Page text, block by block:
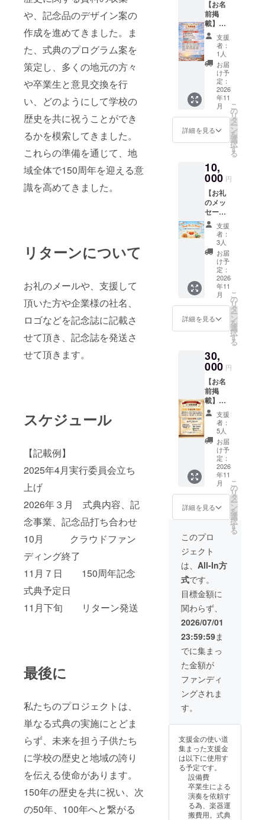
や、記念品のデザイン案の
作成を進めてきました。ま
た、式典のプログラム案を
策定し、多くの地元の方々
や卒業生と意見交換を行
い、どのようにして学校の
歴史を共に祝うことができ
るかを模索してきました。
これらの準備を通じて、地
域全体で150周年を迎える意
識を高めてきました。
リターンについて
お礼のメールや、支援して
頂いた方や企業様の社名、
ロゴなどを記念誌に記載さ
せて頂き、記念誌を発送さ
せて頂きます。
スケジュール
【記載例】
2025年4月実行委員会立ち
上げ
2026年３月 式典内容、記
念事業、記念品打ち合わせ
10月 クラウドファン
ディング終了
11月７日 150周年記念
式典予定日
11月下旬 リターン発送
最後に
私たちのプロジェクトは、
単なる式典の実施にとどま
らず、未来を担う子供たち
に学校の歴史と地域の誇り
を伝える使命があります。
150年の歴史を共に祝い、次
の50年、100年へと繋がる
容にな
りま
す。
【お名
前掲
載】
150周年
記念紙
に、支
援者様
(企業名)
のお名
（ニッ
クネー
ム）を
掲載し
ます。
・掲載
文字、
ロゴ／
バナー
の掲載
可能 ・
掲載サ
イズ：
中 ・支
援時、
必ず備
考欄に
希望さ
れるお
名前を
ご記入
くださ
い。 ・
て頂き
ます。
支援
者：
1人
お届
け予
定：
2026
年11
月
詳細を見る
こ
の
リ
タ
ー
ン
を
選
択
す
る
10,
000 円
【お礼
のメッ
セー
ジ】 感
謝の気
持ちを
込め
て、お
礼の
メッ
セージ
をお送
りしま
す。 ※
こちら
は、
のリ
ターン
と同内
容にな
りま
す。
支援
者：
3人
お届
け予
定：
2026
年11
月
詳細を見る
こ
の
リ
タ
ー
ン
を
選
択
す
る
30,
000 円
【お名
前掲
載】
150周年
記念紙
に、支
援者様
(企業名)
のお名
（ニッ
クネー
ム）を
掲載し
ます。
・掲載
方法：
文字、
ロゴ／
バナー
の掲載
可能 ・
掲載サ
イズ：
大 ・支
援時、
必ず備
考欄に
希望さ
れるお
名前を
ご記入
くださ
い。 ・
送させ
ます。
支援
者：
5人
お届
け予
定：
2026
年11
月
詳細を見る
こ
の
リ
タ
ー
ン
を
選
択
す
る
このプロ
ジェクト
は、 All-In方
式です。
目標金額に
関わらず、
2026/07/01
23:59:59ま
でに集まっ
た金額が
ファンディ
ングされま
す。
支援金の使い道
集まった支援金
は以下に使用す
る予定です。
設備費
卒業生による
演奏を依頼す
る為、楽器運
搬費用。式典